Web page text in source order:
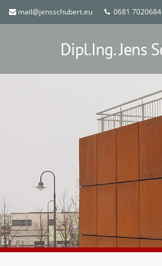
mail@jensschubert.eu 0681 7020684